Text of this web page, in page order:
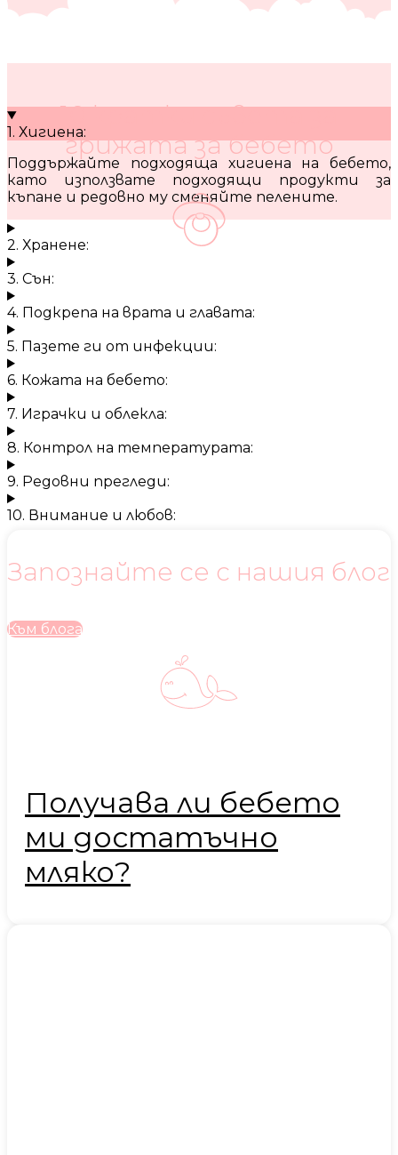
10 кратки съвета за
грижата за бебето
1. Хигиена:
Поддържайте подходяща хигиена на бебето,
като използвате подходящи продукти за
къпане и редовно му сменяйте пелените.
2. Хранене:
3. Сън:
4. Подкрепа на врата и главата:
5. Пазете ги от инфекции:
6. Кожата на бебето:
7. Играчки и облекла:
8. Контрол на температурата:
9. Редовни прегледи:
10. Внимание и любов:
Запознайте се с нашия блог
Към блога
Получава ли бебето
ми достатъчно
мляко?